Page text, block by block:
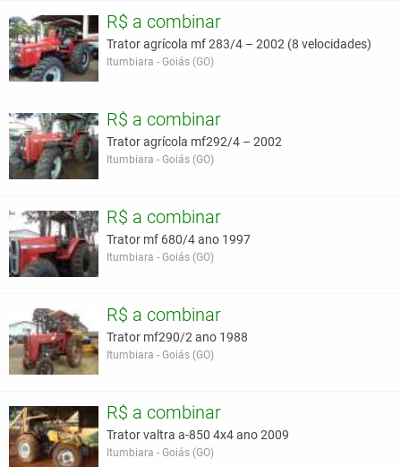
R$ a combinar
Trator agrícola mf 283/4 – 2002 (8 velocidades)
Itumbiara - Goiás (GO)
R$ a combinar
Trator agrícola mf292/4 – 2002
Itumbiara - Goiás (GO)
R$ a combinar
Trator mf 680/4 ano 1997
Itumbiara - Goiás (GO)
R$ a combinar
Trator mf290/2 ano 1988
Itumbiara - Goiás (GO)
R$ a combinar
Trator valtra a-850 4x4 ano 2009
Itumbiara - Goiás (GO)